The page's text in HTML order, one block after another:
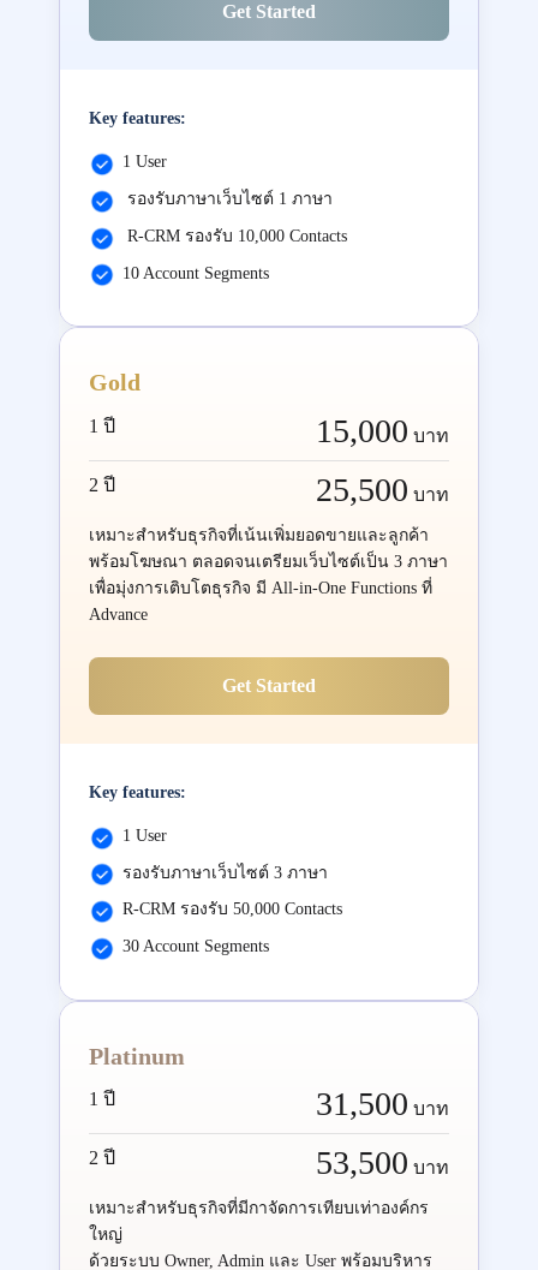
Get Started
Key features:
1 User
รองรับภาษาเว็บไซต์ 1 ภาษา
R-CRM รองรับ 10,000 Contacts
10 Account Segments
Gold
1 ปี 15,000 บาท
2 ปี 25,500 บาท
เหมาะสำหรับธุรกิจที่เน้นเพิ่มยอดขายและลูกค้า
พร้อมโฆษณา ตลอดจนเตรียมเว็บไซต์เป็น 3 ภาษา
เพื่อมุ่งการเติบโตธุรกิจ มี All-in-One Functions ที่
Advance
Get Started
Key features:
1 User
รองรับภาษาเว็บไซต์ 3 ภาษา
R-CRM รองรับ 50,000 Contacts
30 Account Segments
Platinum
1 ปี 31,500 บาท
2 ปี 53,500 บาท
เหมาะสำหรับธุรกิจที่มีกาจัดการเทียบเท่าองค์กร
ใหญ่
ด้วยระบบ Owner, Admin และ User พร้อมบริหาร